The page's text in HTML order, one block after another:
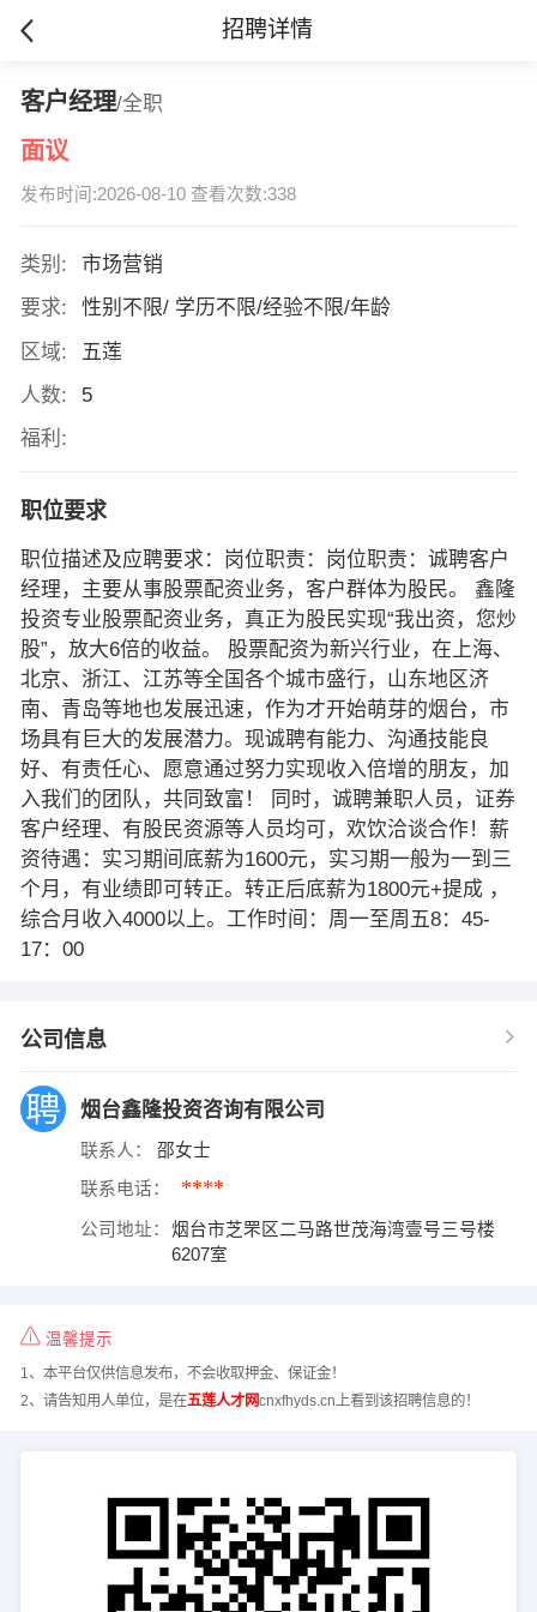
招聘详情
客户经理/全职
面议
发布时间:2026-08-10 查看次数:338
类别:
市场营销
要求:
性别不限/ 学历不限/经验不限/年龄
区域:
五莲
人数:
5
福利:
职位要求
职位描述及应聘要求：岗位职责：岗位职责：诚聘客户
经理，主要从事股票配资业务，客户群体为股民。 鑫隆
投资专业股票配资业务，真正为股民实现“我出资，您炒
股”，放大6倍的收益。 股票配资为新兴行业，在上海、
北京、浙江、江苏等全国各个城市盛行，山东地区济
南、青岛等地也发展迅速，作为才开始萌芽的烟台，市
场具有巨大的发展潜力。现诚聘有能力、沟通技能良
好、有责任心、愿意通过努力实现收入倍增的朋友，加
入我们的团队，共同致富！ 同时，诚聘兼职人员，证券
客户经理、有股民资源等人员均可，欢饮洽谈合作！薪
资待遇：实习期间底薪为1600元，实习期一般为一到三
个月，有业绩即可转正。转正后底薪为1800元+提成 ，
综合月收入4000以上。工作时间：周一至周五8：45-
17：00
公司信息
烟台鑫隆投资咨询有限公司
联系人： 邵女士
联系电话： ****
公司地址：
烟台市芝罘区二马路世茂海湾壹号三号楼
6207室
温馨提示
1、本平台仅供信息发布，不会收取押金、保证金！
2、请告知用人单位，是在五莲人才网cnxfhyds.cn上看到该招聘信息的！